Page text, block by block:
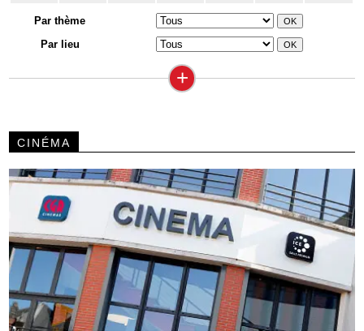
Par thème
Par lieu
+
CINÉMA